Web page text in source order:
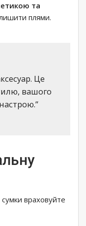
та
плями.
Це
вашого
враховуйте